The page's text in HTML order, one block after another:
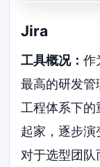
Jira
工具概况：作
最高的研发
工程体系下
起家，逐步演
对于选型团